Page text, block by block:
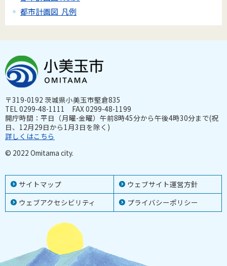
都市計画図 凡例
サイトマップ
ウェブサイト運営方針
ウェブアクセシビリティ
プライバシーポリシー
〒319-0192 茨城県小美玉市堅倉835
TEL 0299-48-1111 FAX 0299-48-1199
開庁時間：平日（月曜-金曜）午前8時45分から午後4時30分まで(祝
日、12月29日から1月3日を除く)
詳しくはこちら
© 2022 Omitama city.